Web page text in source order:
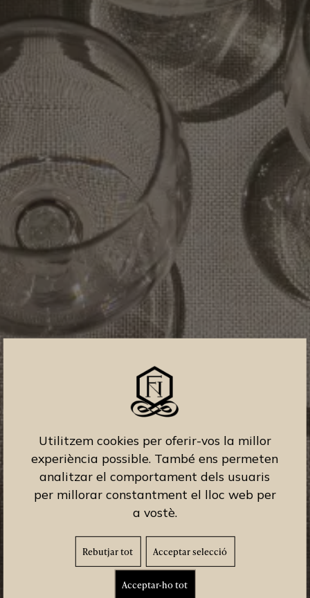
Utilitzem cookies per oferir-vos la millor
experiència possible. També ens permeten
analitzar el comportament dels usuaris
per millorar constantment el lloc web per
a vostè.
Rebutjar tot Acceptar selecció
Acceptar-ho tot